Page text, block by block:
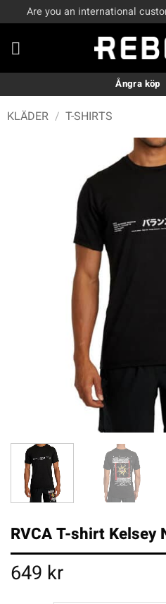
to
content
Are you an international
Ångra köp
KLÄDER / T-SHIRTS
RVCA T-shirt Kelsey
649 kr